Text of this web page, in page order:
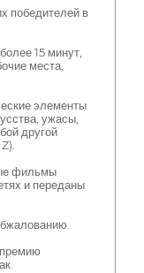
победителей в
15 минут,
места,
элементы
ужасы,
другой
фильмы
и переданы